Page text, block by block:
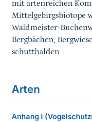
mit artenreichen
Mittelgebirgsbiotope
Waldmeister-
Bergbächen,
schutthalden
Arten
Anhang I